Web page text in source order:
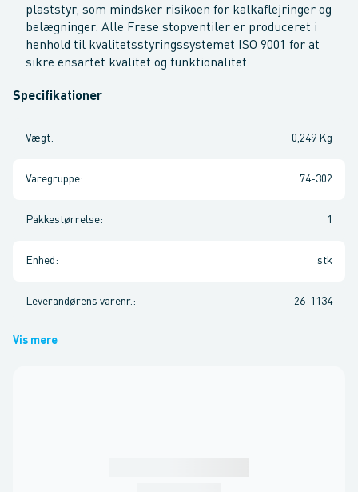
plaststyr, som mindsker risikoen for kalkaflejringer og
belægninger. Alle Frese stopventiler er produceret i
henhold til kvalitetsstyringssystemet ISO 9001 for at
sikre ensartet kvalitet og funktionalitet.
Specifikationer
Vægt: 0,249 Kg
Varegruppe: 74-302
Pakkestørrelse: 1
Enhed : stk
Leverandørens varenr. : 26-1134
Vis mere